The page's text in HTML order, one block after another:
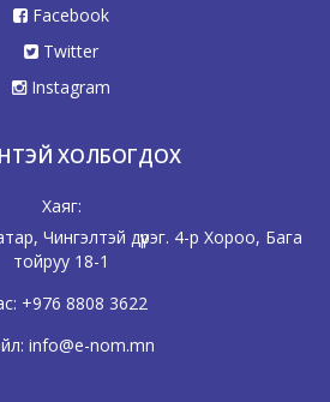
Facebook
Twitter
Instagram
ХОЛБОГДОХ
Хаяг:
Чингэлтэй дүүрэг. 4-р Хороо, Бага
тойруу 18-1
+976 8808 3622
info@e-nom.mn